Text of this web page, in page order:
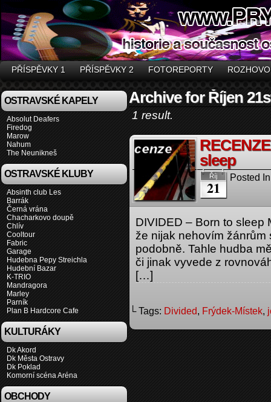
PŘÍSPĚVKY 1 PŘÍSPĚVKY 2 FOTOREPORTY
OSTRAVSKÉ KAPELY
Absolut Deafers
Firedog
Marow
Nahum
The Neunikneš
OSTRAVSKÉ KLUBY
Absinth club Les
Barrák
Černá vrána
Chacharkovo doupě
Chlív
Cooltour
Fabric
Garage
Hudebna Pepy Streichla
Hudební Bazar
K-TRIO
Mandragora
Marley
Parník
Plan B Hardcore Cafe
KULTURÁKY
Dk Akord
Dk Města Ostravy
Dk Poklad
Komorní scéna Aréna
OBCHODY
Archive for Říjen
1 result.
sleep
Říj
21
Posted
DIVIDED – Born to sleep
že nijak nehovím
podobně. Tahle hudba
či jinak vyvede z
[…]
└ Tags: Divided, Frýdek-Místek,